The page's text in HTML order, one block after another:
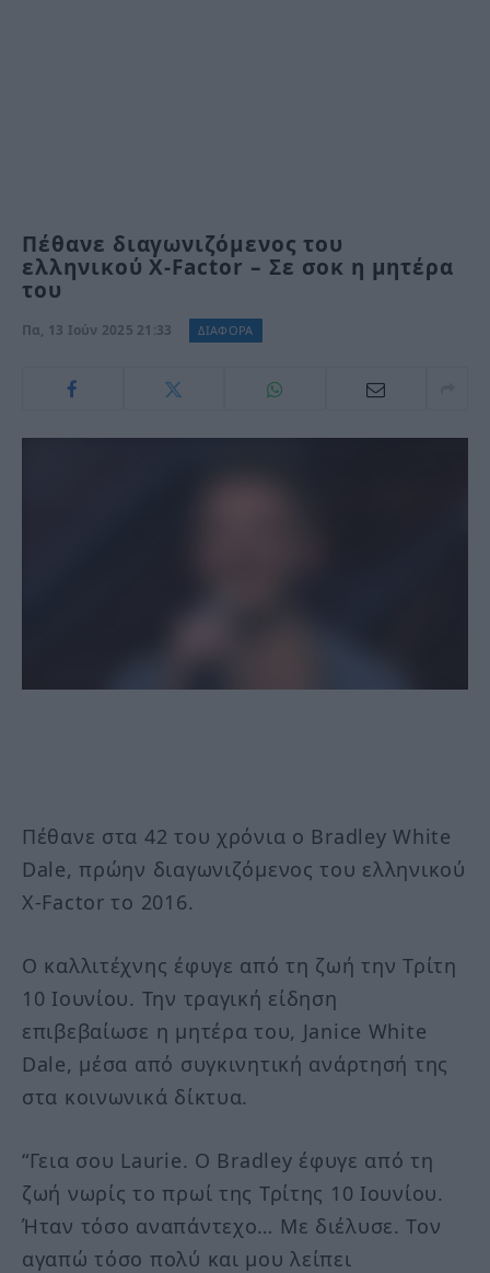
Πέθανε διαγωνιζόμενος του
ελληνικού X-Factor – Σε σοκ η μητέρα
του
Πα, 13 Ιούν 2025 21:33 ΔΙΑΦΟΡΑ
Πέθανε στα 42 του χρόνια ο Bradley White
Dale, πρώην διαγωνιζόμενος του ελληνικού
X-Factor το 2016.
Ο καλλιτέχνης έφυγε από τη ζωή την Τρίτη
10 Ιουνίου. Την τραγική είδηση
επιβεβαίωσε η μητέρα του, Janice White
Dale, μέσα από συγκινητική ανάρτησή της
στα κοινωνικά δίκτυα.
“Γεια σου Laurie. Ο Bradley έφυγε από τη
ζωή νωρίς το πρωί της Τρίτης 10 Ιουνίου.
Ήταν τόσο αναπάντεχο… Με διέλυσε. Τον
αγαπώ τόσο πολύ και μου λείπει